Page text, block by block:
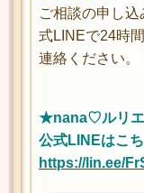
ご相談の申し
式LINEで24時
連絡ください。
★nana♡ルリエ
公式LINEはこ
https://lin.ee/